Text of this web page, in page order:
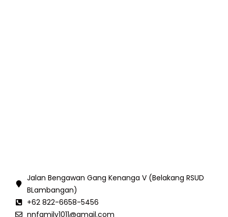
Jalan Bengawan Gang Kenanga V (Belakang RSUD
BLambangan)
+62 822-6658-5456
nnfamily1011@gmail.com